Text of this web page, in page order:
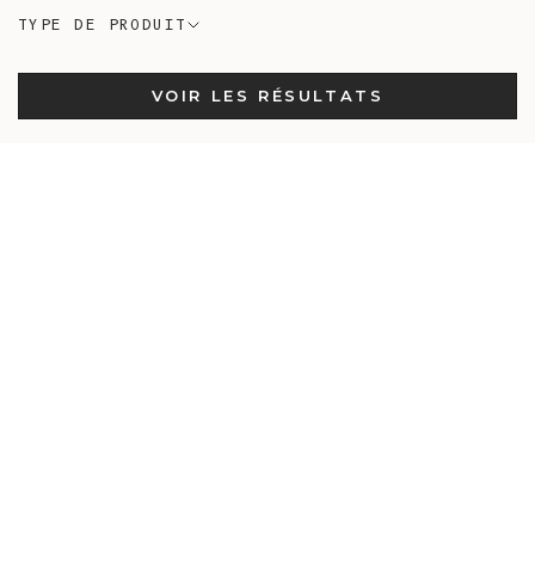
TYPE DE PRODUIT
VOIR LES RÉSULTATS